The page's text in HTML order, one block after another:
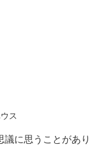
ス
に思うことがあり